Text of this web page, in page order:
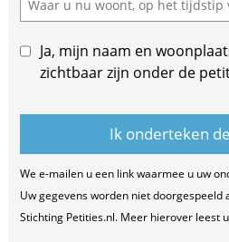
Ja, mijn naam en
zichtbaar zijn onder de
We e-mailen u een link waarmee u uw
Uw gegevens worden niet doorgespeeld
Stichting Petities.nl. Meer hierover leest